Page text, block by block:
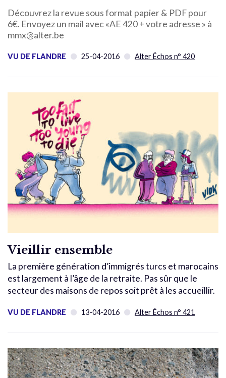
Découvrez la revue sous format papier & PDF pour
6€. Envoyez un mail avec «AE 420 + votre adresse » à
mmx@alter.be
VU DE FLANDRE 25-04-2016 Alter Échos n° 420
Vieillir ensemble
La première génération d’immigrés turcs et marocains
est largement à l’âge de la retraite. Pas sûr que le
secteur des maisons de repos soit prêt à les accueillir.
VU DE FLANDRE 13-04-2016 Alter Échos n° 421